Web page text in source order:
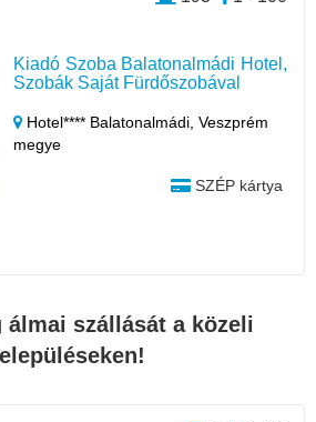
Kiadó Szoba Balatonalmádi Hotel,
Szobák Saját Fürdőszobával
Hotel**** Balatonalmádi,Veszprém
megye
SZÉP kártya
álmai szállását a közeli